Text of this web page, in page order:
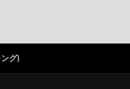
グ)